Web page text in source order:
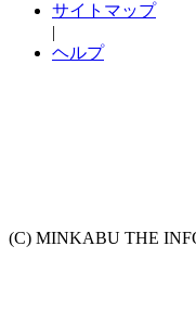
サイトマップ
|
ヘルプ
(C) MINKABU THE